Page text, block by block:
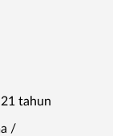
tahun
/